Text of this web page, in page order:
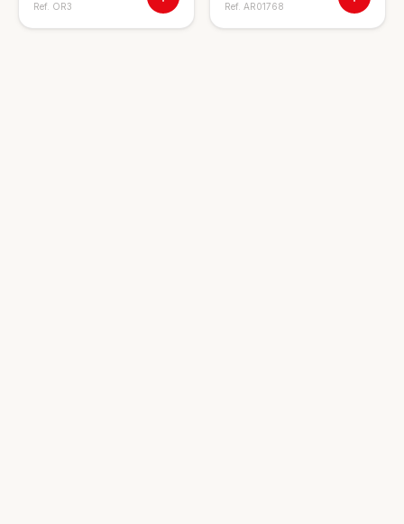
Ref. OR3 Ref. AR01768